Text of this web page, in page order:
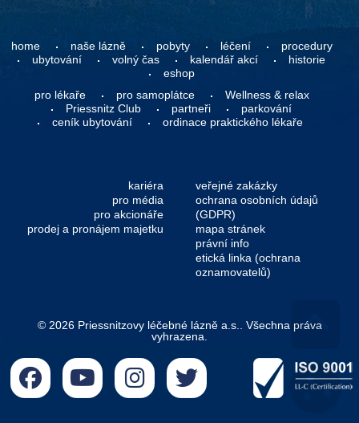
home naše lázně pobyty léčení
procedury
ubytování
volný čas kalendář akcí
historie
eshop
pro lékaře
pro samoplátce
Wellness & relax
Priessnitz Club
partneři
parkování
ceník ubytování
ordinace praktického lékaře
kariéra
pro média
pro akcionáře
prodej a pronájem majetku
veřejné zakázky
ochrana osobních údajů
(GDPR)
mapa stránek
právní info
etická linka (ochrana
oznamovatelů)
© 2026 Priessnitzovy léčebné lázně a.s.. Všechna práva
vyhrazena.
Go